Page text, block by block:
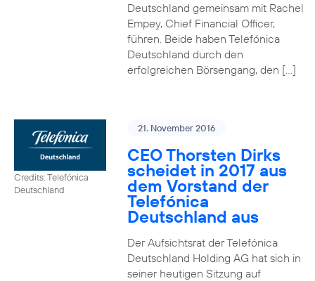
Deutschland gemeinsam mit Rachel
Empey, Chief Financial Officer,
führen. Beide haben Telefónica
Deutschland durch den
erfolgreichen Börsengang, den […]
Credits: Telefónica
Deutschland
21. November 2016
CEO Thorsten Dirks
scheidet in 2017 aus
dem Vorstand der
Telefónica
Deutschland aus
Der Aufsichtsrat der Telefónica
Deutschland Holding AG hat sich in
seiner heutigen Sitzung auf